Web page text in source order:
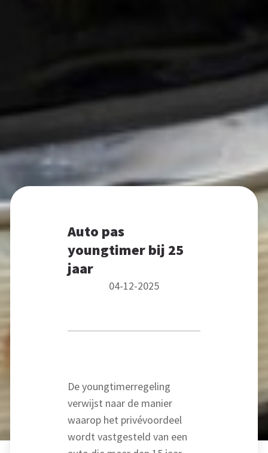
Auto pas
youngtimer bij 25
jaar
04-12-2025
De youngtimerregeling
verwijst naar de manier
waarop het privévoordeel
wordt vastgesteld van een